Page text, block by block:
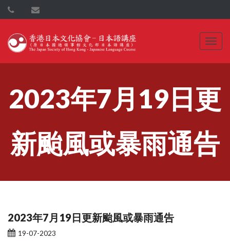
2023年7月19日更
新颱風或暴雨通告
2023年7月19日更新颱風或暴雨通告
19-07-2023